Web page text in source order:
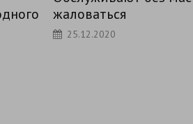
маски
25.12.2020